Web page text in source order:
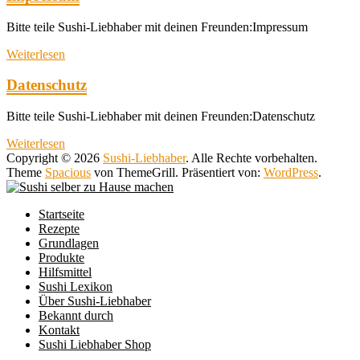
Bitte teile Sushi-Liebhaber mit deinen Freunden:Impressum
Weiterlesen
Datenschutz
Bitte teile Sushi-Liebhaber mit deinen Freunden:Datenschutz
Weiterlesen
Copyright © 2026 Sushi-Liebhaber. Alle Rechte vorbehalten.
Theme Spacious von ThemeGrill. Präsentiert von: WordPress.
Startseite
Rezepte
Grundlagen
Produkte
Hilfsmittel
Sushi Lexikon
Über Sushi-Liebhaber
Bekannt durch
Kontakt
Sushi Liebhaber Shop